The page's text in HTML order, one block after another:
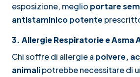
esposizione, meglio portare
antistaminico potente
3. Allergie Respiratorie e Asma
Chi soffre di allergie a polvere,
animalipotrebbe necessitare di